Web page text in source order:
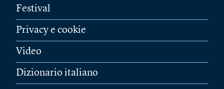
Festival
Privacy e cookie
Video
Dizionario italiano